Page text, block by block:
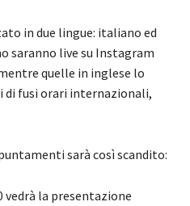
in due lingue: italiano ed
saranno live su Instagram
quelle in inglese lo
di fusi orari internazionali,
sarà così scandito:
vedrà la presentazione